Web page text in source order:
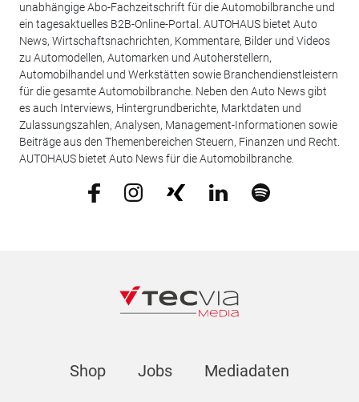
unabhängige Abo-Fachzeitschrift für die Automobilbranche und
ein tagesaktuelles B2B-Online-Portal. AUTOHAUS bietet Auto
News, Wirtschaftsnachrichten, Kommentare, Bilder und Videos
zu Automodellen, Automarken und Autoherstellern,
Automobilhandel und Werkstätten sowie Branchendienstleistern
für die gesamte Automobilbranche. Neben den Auto News gibt
es auch Interviews, Hintergrundberichte, Marktdaten und
Zulassungszahlen, Analysen, Management-Informationen sowie
Beiträge aus den Themenbereichen Steuern, Finanzen und Recht.
AUTOHAUS bietet Auto News für die Automobilbranche.
Shop Jobs Mediadaten